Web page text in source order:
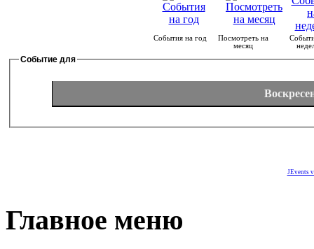
События на год
Посмотреть на
месяц
Событие для
JEvents
Главное меню